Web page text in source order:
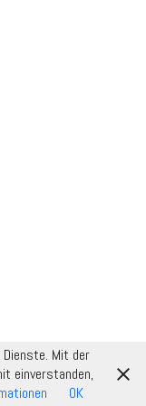
Mit der
einverstanden,
OK